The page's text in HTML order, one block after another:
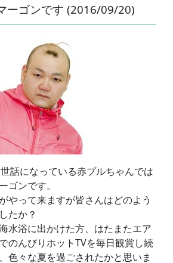
ゴンです (2016/09/20)
話になっている赤プルちゃんでは
ゴンです。
やって来ますが皆さんはどのよう
たか？
水浴に出かけた方、はたまたエア
のんびりホットTVを毎日観賞し続
色々な夏を過ごされたかと思いま